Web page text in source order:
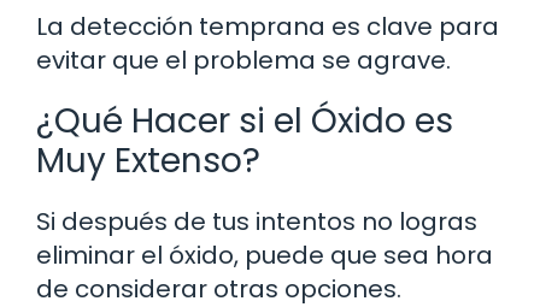
La detección temprana es clave para
evitar que el problema se agrave.
¿Qué Hacer si el Óxido es
Muy Extenso?
Si después de tus intentos no logras
eliminar el óxido, puede que sea hora
de considerar otras opciones.